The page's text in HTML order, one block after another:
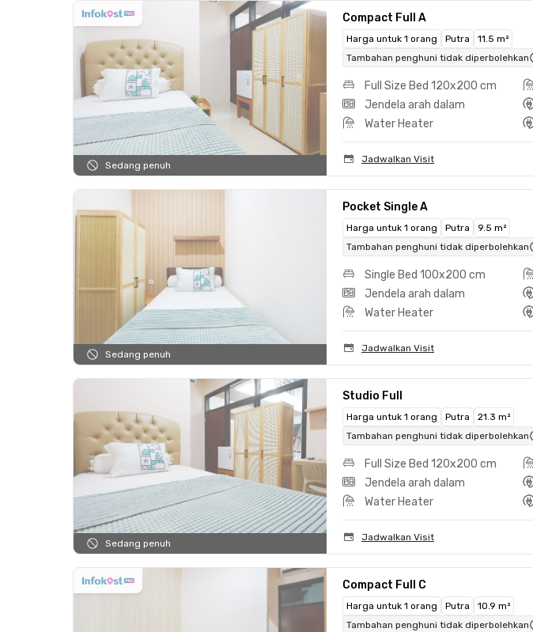
Sedang penuh
Compact Full A
Harga untuk 1 orang Putra
11.5 m²
Tambahan penghuni tidak diperbolehkan
Full Size Bed 120x200 cm
Jendela arah dalam
Water Heater
Jadwalkan Visit
Sedang penuh
Pocket Single A
Harga untuk 1 orang Putra
9.5 m²
Tambahan penghuni tidak diperbolehkan
Single Bed 100x200 cm
Jendela arah dalam
Water Heater
Jadwalkan Visit
Sedang penuh
Studio Full
Harga untuk 1 orang Putra
21.3 m²
Tambahan penghuni tidak diperbolehkan
Full Size Bed 120x200 cm
Jendela arah dalam
Water Heater
Jadwalkan Visit
Compact Full C
Harga untuk 1 orang Putra
10.9 m²
Tambahan penghuni tidak diperbolehkan